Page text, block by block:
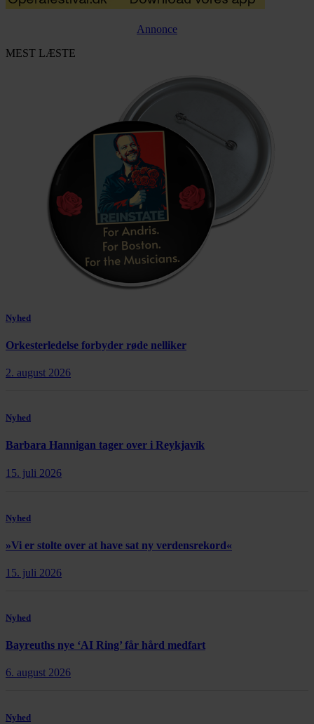
Annonce
MEST LÆSTE
Nyhed
Orkesterledelse forbyder røde nelliker
2. august 2026
Nyhed
Barbara Hannigan tager over i Reykjavík
15. juli 2026
Nyhed
»Vi er stolte over at have sat ny verdensrekord«
15. juli 2026
Nyhed
Bayreuths nye ‘AI Ring’ får hård medfart
6. august 2026
Nyhed